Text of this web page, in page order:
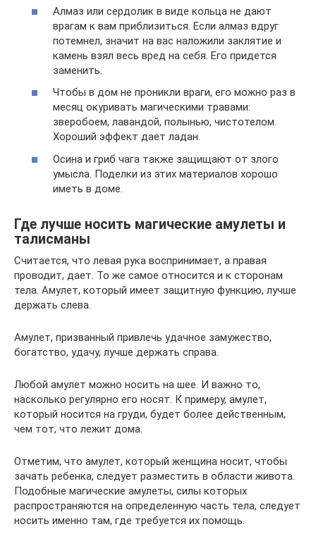
Алмаз или сердолик в виде кольца не дают
врагам к вам приблизиться. Если алмаз вдруг
потемнел, значит на вас наложили заклятие и
камень взял весь вред на себя. Его придется
заменить.
Чтобы в дом не проникли враги, его можно раз в
месяц окуривать магическими травами:
зверобоем, лавандой, полынью, чистотелом.
Хороший эффект дает ладан.
Осина и гриб чага также защищают от злого
умысла. Поделки из этих материалов хорошо
иметь в доме.
Где лучше носить магические амулеты и
талисманы
Считается, что левая рука воспринимает, а правая
проводит, дает. То же самое относится и к сторонам
тела. Амулет, который имеет защитную функцию, лучше
держать слева.
Амулет, призванный привлечь удачное замужество,
богатство, удачу, лучше держать справа.
Любой амулет можно носить на шее. И важно то,
насколько регулярно его носят. К примеру, амулет,
который носится на груди, будет более действенным,
чем тот, что лежит дома.
Отметим, что амулет, который женщина носит, чтобы
зачать ребенка, следует разместить в области живота.
Подобные магические амулеты, силы которых
распространяются на определенную часть тела, следует
носить именно там, где требуется их помощь.